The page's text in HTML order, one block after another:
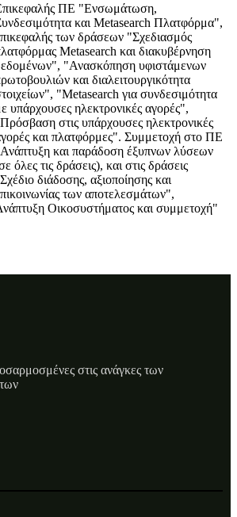
ΠΕ "Ενσωμάτωση,
και Metasearch Πλατφόρμα",
των δράσεων "Σχεδιασμός
Metasearch και διακυβέρνηση
"Ανασκόπηση υφιστάμενων
και διαλειτουργικότητα
"Metasearch για συνδεσιμότητα
υπάρχουσες ηλεκτρονικές αγορές",
στις υπάρχουσες ηλεκτρονικές
και πλατφόρμες". Συμμετοχή στο ΠΕ
και παράδοση έξυπνων λύσεων
όλες τις δράσεις), και στις δράσεις
διάδοσης, αξιοποίησης και
των αποτελεσμάτων",
Οικοσυστήματος και συμμετοχή"
στις ανάγκες των